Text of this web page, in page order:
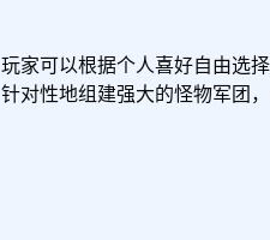
可以根据个人喜好自由选
性地组建强大的怪物军团